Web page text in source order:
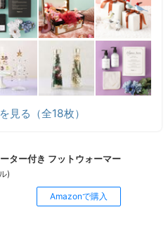
見る（全18枚）
ター付き フットウォーマー
)
Amazonで購入